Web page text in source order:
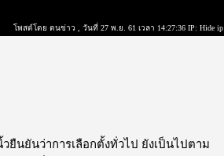
โพสต์โดย ตนข่าว , วันที่ 27 พ.ย. 61 เวลา 14:27:36 IP: Hide ip
ยืนยันว่าการเลือกตั้งทั่วไป ยังเป็นไปตาม